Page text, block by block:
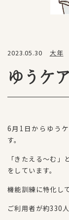
2023.05.30 大年
ゆうケ
6月1日からゆう
す。
「きたえる～む
をしています。
機能訓練に特化し
ご利用者が約330